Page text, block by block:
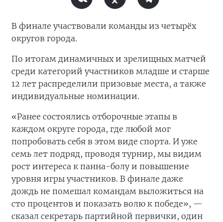
В финале участвовали команды из четырёх
округов города.
По итогам динамичных и зрелищных матчей
среди категорий участников младше и старше
12 лет распределили призовые места, а также
индивидуальные номинации.
«Ранее состоялись отборочные этапы в
каждом округе города, где любой мог
попробовать себя в этом виде спорта. И уже
семь лет подряд, проводя турнир, мы видим
рост интереса к панна-болу и повышение
уровня игры участников. В финале даже
дождь не помешал командам выложиться на
сто процентов и показать волю к победе», —
сказал секретарь партийной первички, один